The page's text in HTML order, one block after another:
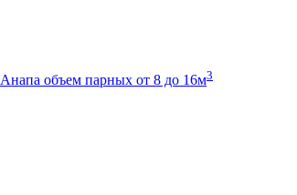
Анапа объем парных от 8 до 16м3